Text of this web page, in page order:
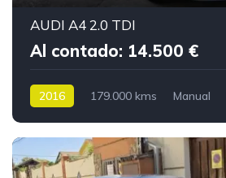
AUDI A4 2.0 TDI
Al contado: 14.500 €
2016 179.000 kms Manual